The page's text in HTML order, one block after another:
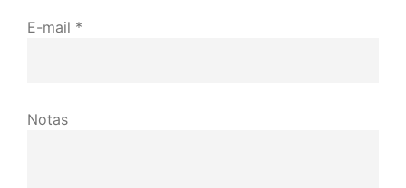
E-mail *
Notas